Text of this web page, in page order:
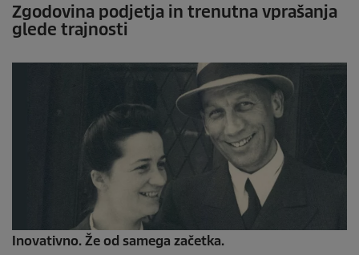
Zgodovina podjetja in trenutna vprašanja
glede trajnosti
Inovativno. Že od samega začetka.